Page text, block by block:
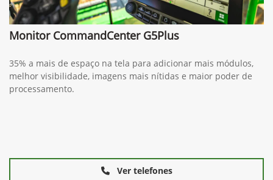
Monitor CommandCenter G5Plus
35% a mais de espaço na tela para adicionar mais módulos,
melhor visibilidade, imagens mais nítidas e maior poder de
processamento.
Ver telefones